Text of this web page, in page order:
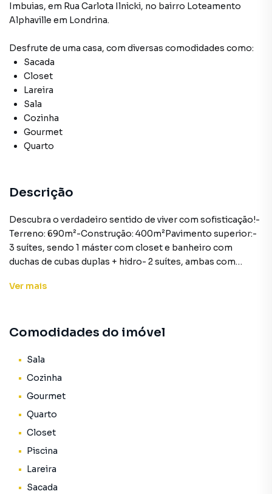
Imbuias, em Rua Carlota Ilnicki, no bairro Loteamento
Alphaville em Londrina.
Desfrute de uma casa, com diversas comodidades como:
Sacada
Closet
Lareira
Sala
Cozinha
Gourmet
Quarto
Descrição
Descubra o verdadeiro sentido de viver com sofisticação!-
Terreno: 690m²-Construção: 400m²Pavimento superior:-
3 suítes, sendo 1 máster com closet e banheiro com
duchas de cubas duplas + hidro- 2 suítes, ambas com
modificado para suíte)Pavimento térreo- Sala com 2
office ou brinquedoteca) com acesso à piscina- Cozinha
Lavanderia- Piscina de 38m²- Paisagismo-Valor: R$
5.250.000O seu novo imóvel é um símbolo de sucesso!!!
Ver mais
Comodidades do imóvel
Sala
Cozinha
Gourmet
Quarto
Closet
Piscina
Lareira
Sacada